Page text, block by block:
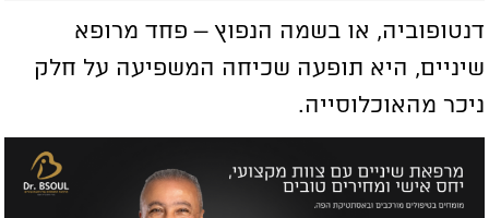
או בשמה הנפוץ – פחד מרופא
היא תופעה שכיחה המשפיעה על חלק
מהאוכלוסייה.